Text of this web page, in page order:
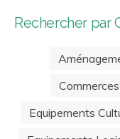
Rechercher par
Equipements